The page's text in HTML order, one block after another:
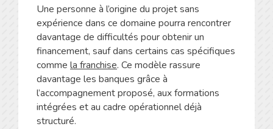
Une personne à l’origine du projet sans
expérience dans ce domaine pourra rencontrer
davantage de difficultés pour obtenir un
financement, sauf dans certains cas spécifiques
comme la franchise. Ce modèle rassure
davantage les banques grâce à
l’accompagnement proposé, aux formations
intégrées et au cadre opérationnel déjà
structuré.